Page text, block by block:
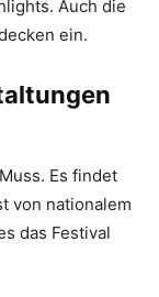
Auch die
ein.
Es findet
von nationalem
das Festival